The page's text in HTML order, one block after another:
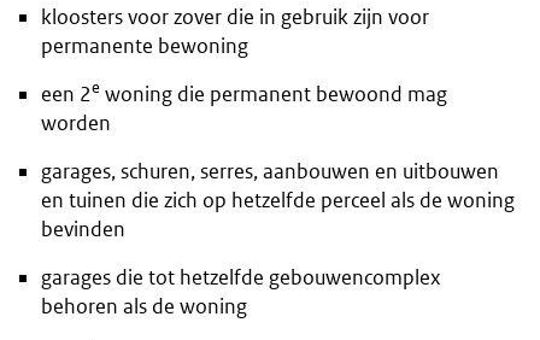
kloosters voor zover die in gebruik zijn voor
permanente bewoning
een 2e woning die permanent bewoond mag
worden
garages, schuren, serres, aanbouwen en uitbouwen
en tuinen die zich op hetzelfde perceel als de woning
bevinden
garages die tot hetzelfde gebouwencomplex
behoren als de woning